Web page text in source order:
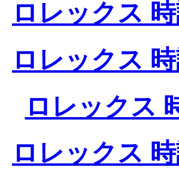
ロレックス
ロレックス
ロレックス
ロレックス